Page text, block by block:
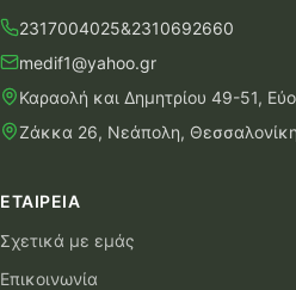
2317004025&2310692660
medif1@yahoo.gr
Καραολή και Δημητρίου 49-51,
Ζάκκα 26, Νεάπολη, Θεσσαλονίκη
ΕΤΑΙΡΕΊΑ
Σχετικά με εμάς
Επικοινωνία